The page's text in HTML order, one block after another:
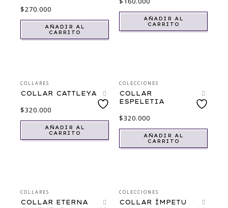
$270.000
AÑADIR AL
CARRITO
AÑADIR AL
CARRITO
COLLARES
COLLAR CATTLEYA
$320.000
AÑADIR AL
CARRITO
COLECCIONES
COLLAR
ESPELETIA
$320.000
AÑADIR AL
CARRITO
COLLARES
COLLAR ETERNA
COLECCIONES
COLLAR ÍMPETU